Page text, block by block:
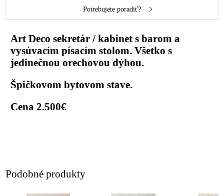
Potrebujete poradiť?
Art Deco sekretár / kabinet s barom a
vysúvacím písacím stolom. Všetko s
jedinečnou orechovou dýhou.
Špičkovom bytovom stave.
Cena 2.500€
Podobné produkty